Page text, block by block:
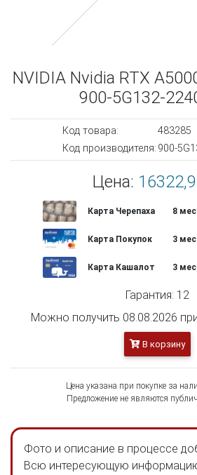
NVIDIA Nvidia RTX
900-5G132-
Код товара:
483285
Код производителя: 900-
Цена:
Карта Черепаха 8
Карта Покупок 3
Карта Кашалот 3
Гарантия: 12
Можно получить 08.08.2026
В корзину
Цена указана при покупке за
Предложение не являются
Фото и описание в процессе
Всю интересующую